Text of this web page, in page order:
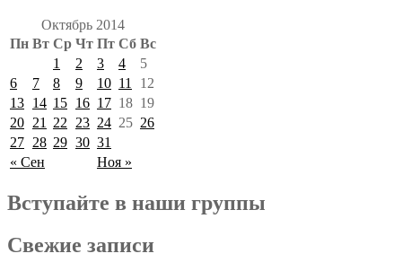
Октябрь 2014
Пн Вт Ср Чт Пт Сб Вс
« Сен Ноя »
1 2 3 4
5
6
7 8 9 10 11
12
13 14 15 16 17 18 19
20 21 22 23 24 25 26
27 28 29 30 31
Вступайте в наши группы
Свежие записи